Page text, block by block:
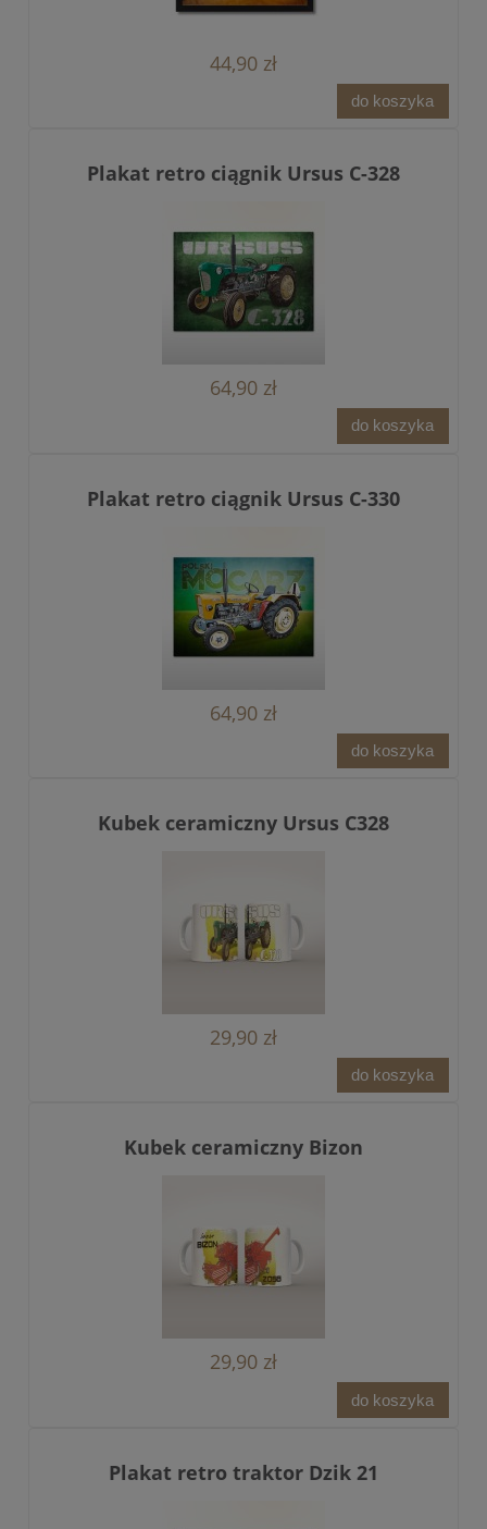
44,90 zł
do koszyka
Plakat retro ciągnik Ursus C-328
64,90 zł
do koszyka
Plakat retro ciągnik Ursus C-330
64,90 zł
do koszyka
Kubek ceramiczny Ursus C328
29,90 zł
do koszyka
Kubek ceramiczny Bizon
29,90 zł
do koszyka
Plakat retro traktor Dzik 21